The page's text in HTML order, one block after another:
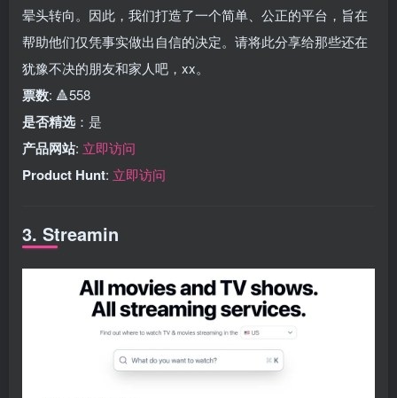
晕头转向。因此，我们打造了一个简单、公正的平台，旨在
帮助他们仅凭事实做出自信的决定。请将此分享给那些还在
犹豫不决的朋友和家人吧，xx。
票数: 🔺558
是否精选 ：是
产品网站: 立即访问
Product Hunt: 立即访问
3. Streamin